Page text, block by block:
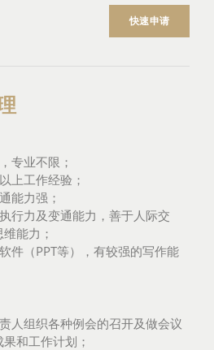
快速申请
专业不限；
上工作经验；
能力强；
行力及变通能力，善于人际交
能力；
件（PPT等），有较强的写作能
人组织各种例会的召开及做会议
和工作计划；